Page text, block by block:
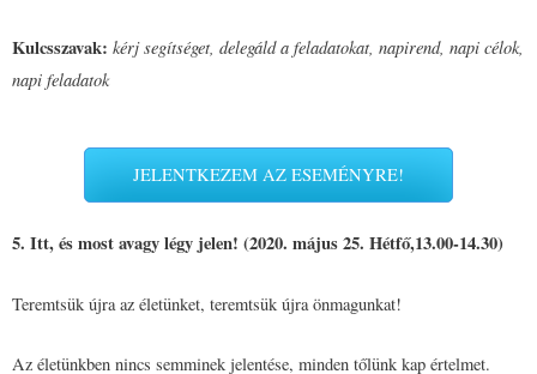
Kulcsszavak: kérj segítséget, delegáld a feladatokat, napirend, napi célok,
napi feladatok
JELENTKEZEM AZ ESEMÉNYRE!
5. Itt, és most avagy légy jelen! (2020. május 25. Hétfő,13.00-14.30)
Teremtsük újra az életünket, teremtsük újra önmagunkat!
Az életünkben nincs semminek jelentése, minden tőlünk kap értelmet.